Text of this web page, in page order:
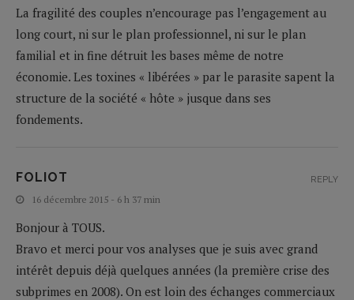
La fragilité des couples n’encourage pas l’engagement au
long court, ni sur le plan professionnel, ni sur le plan
familial et in fine détruit les bases même de notre
économie. Les toxines « libérées » par le parasite sapent la
structure de la société « hôte » jusque dans ses
fondements.
FOLIOT
16 décembre 2015 - 6 h 37 min
Bonjour à TOUS.
Bravo et merci pour vos analyses que je suis avec grand
intérêt depuis déjà quelques années (la première crise des
subprimes en 2008). On est loin des échanges commerciaux
REPLY